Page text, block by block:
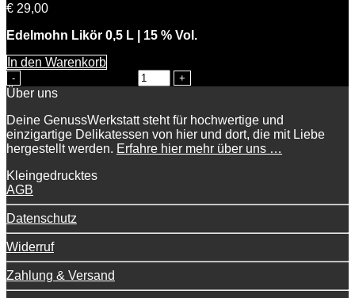
€ 29,00
Edelmohn Likör 0,5 L | 15 % Vol.
In den Warenkorb
Über uns
Deine GenussWerkstatt steht für hochwertige und
einzigartige Delikatessen von hier und dort, die mit Liebe
hergestellt werden. Erfahre hier mehr über uns …
Kleingedrucktes
AGB
Datenschutz
Widerruf
Zahlung & Versand